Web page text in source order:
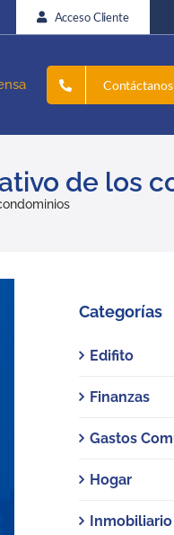
Acceso Cliente
Contáctanos
de los
Categorías
Edifito
Finanzas
Gastos
Hogar
Inmobiliario